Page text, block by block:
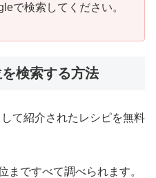
で検索してください。
検索する方法
て紹介されたレシピを無料
まですべて調べられます。